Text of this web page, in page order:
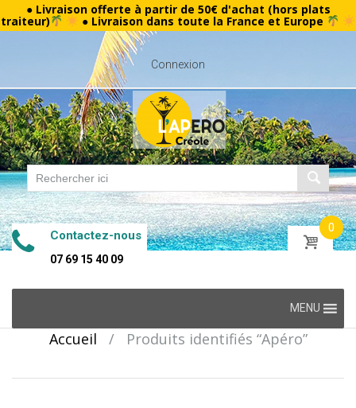
● Livraison offerte à partir de 50€ d'achat (hors plats
traiteur) ● Livraison dans toute la France et Europe
Connexion
Contactez-nous
07 69 15 40 09
0
content
MENU
Accueil / Produits identifiés “Apéro”